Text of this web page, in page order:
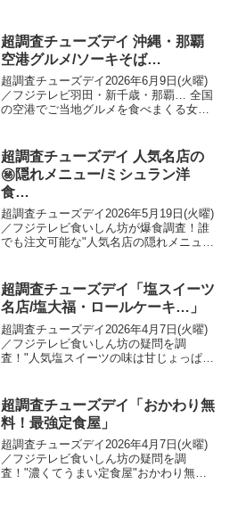
超調査チューズデイ 沖縄・那覇
空港グルメ/ソーキそば…
超調査チューズデイ2026年6月9日(火曜)
／フジテレビ羽田・新千歳・那覇… 全国
の空港でご当地グルメを食べまくる女子
大行列！ポークたまごおにぎり▼ 那覇空
港限定！...
超調査チューズデイ 人気名店の
㊙隠れメニュー/ミシュラン洋
食…
超調査チューズデイ2026年5月19日(火曜)
／フジテレビ食いしん坊が爆食調査！誰
でも注文可能な"人気名店の隠れメニュ
詰める町中華…人気名店の㊙隠れメニュ
ー出...
超調査チューズデイ「塩スイーツ
名店/塩大福・ロールケーキ…」
超調査チューズデイ2026年4月7日(火曜)
／フジテレビ食いしん坊の疑問を調
査！"人気塩スイーツの味は甘じょっぱ
イプル超合金 カズレーザー、ニューヨー
ク、秋元真夏、杉...
超調査チューズデイ「おかわり無
料！最強定食屋」
超調査チューズデイ2026年4月7日(火曜)
／フジテレビ食いしん坊の疑問を調
査！"濃くてうまい定食屋"おかわり無料